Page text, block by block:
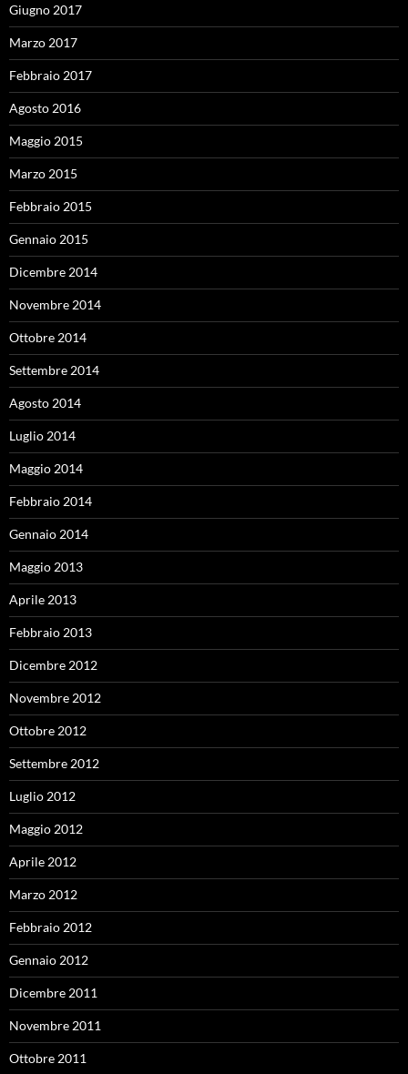
Giugno 2017
Marzo 2017
Febbraio 2017
Agosto 2016
Maggio 2015
Marzo 2015
Febbraio 2015
Gennaio 2015
Dicembre 2014
Novembre 2014
Ottobre 2014
Settembre 2014
Agosto 2014
Luglio 2014
Maggio 2014
Febbraio 2014
Gennaio 2014
Maggio 2013
Aprile 2013
Febbraio 2013
Dicembre 2012
Novembre 2012
Ottobre 2012
Settembre 2012
Luglio 2012
Maggio 2012
Aprile 2012
Marzo 2012
Febbraio 2012
Gennaio 2012
Dicembre 2011
Novembre 2011
Ottobre 2011